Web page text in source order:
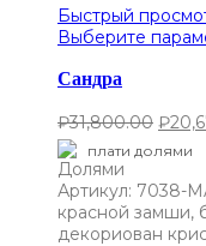
Быстрый
Выберите
Сандра
₽31,800.00 ₽
плати долями
Артикул: 7038-
красной замши,
декориован